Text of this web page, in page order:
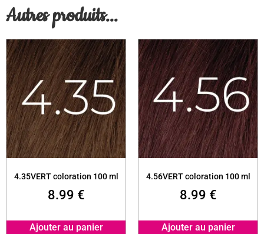
Autres produits...
4.35VERT coloration 100 ml
8.99 €
Ajouter au panier
4.56VERT coloration 100 ml
8.99 €
Ajouter au panier